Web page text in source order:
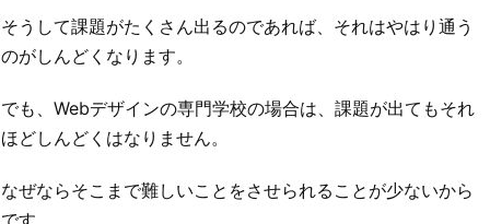
そうして課題がたくさん出るのであれば、それはやはり通う
のがしんどくなります。
でも、Webデザインの専門学校の場合は、課題が出てもそれ
ほどしんどくはなりません。
なぜならそこまで難しいことをさせられることが少ないから
です。